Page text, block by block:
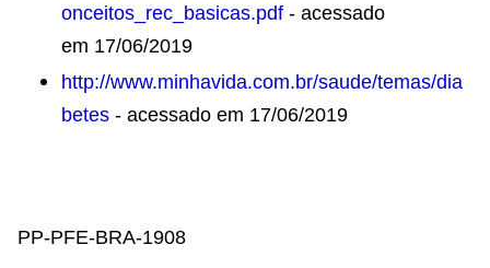
onceitos_rec_basicas.pdf - acessado
em 17/06/2019
http://www.minhavida.com.br/saude/temas/dia
betes - acessado em 17/06/2019
PP-PFE-BRA-1908